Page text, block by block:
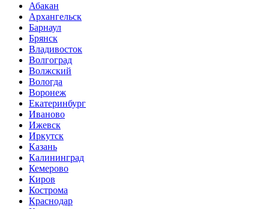
Абакан
Архангельск
Барнаул
Брянск
Владивосток
Волгоград
Волжский
Вологда
Воронеж
Екатеринбург
Иваново
Ижевск
Иркутск
Казань
Калининград
Кемерово
Киров
Кострома
Краснодар